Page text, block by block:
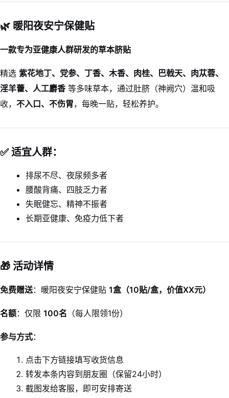
🌿 暖阳夜安宁保健贴
一款专为亚健康人群研发的草本脐贴
精选 紫花地丁、党参、丁香、木香、肉桂、巴戟天、肉苁蓉、
淫羊藿、人工麝香等多味草本，通过肚脐（神阙穴）温和吸
收， 不入口、不伤胃，每晚一贴，轻松养护。
✅ 适宜人群：
排尿不尽、夜尿频多者
腰酸背痛、四肢乏力者
失眠健忘、精神不振者
长期亚健康、免疫力低下者
🎁 活动详情
免费赠送：暖阳夜安宁保健贴 1盒（10贴/盒，价值XX元）
名额：仅限 100名 （每人限领1份）
参与方式：
点击下方链接填写收货信息
转发本条内容到朋友圈（保留24小时）
截图发给客服，即可安排寄送